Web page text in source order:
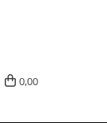
0,00